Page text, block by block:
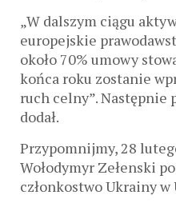
„W dalszym ciągu
europejskie
około 70% umowy
końca roku zostanie
ruch celny”. Następnie
dodał.
Przypomnijmy, 28
Wołodymyr Zełenski
członkostwo Ukrainy